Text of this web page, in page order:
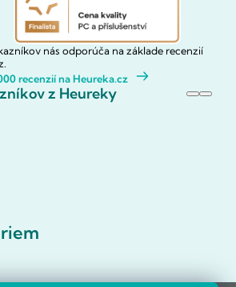
nás odporúča na základe recenzií
recenzií na Heureka.cz
z Heureky